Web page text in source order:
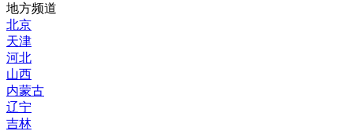
地方频道
北京
天津
河北
山西
内蒙古
辽宁
吉林